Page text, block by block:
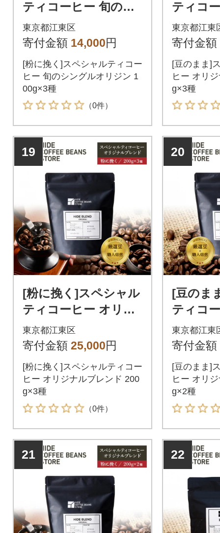
ティコーヒー 旬のシ
ングルオリジン 100g
×3種【kt054-006-2】
東京都江東区
寄付金額 14,000円
[粉に挽く]スペシャルティコー
ヒー 旬のシングルオリジン 1
00g×3種
（0件）
ティコ
ナルブ
種【
東京都江東
寄付金額
[豆のまま]
ヒー オリ
g×3種
19
[粉に挽く]スペシャル
ティコーヒー オリジ
ナルブレンド 200g×3
種【kt054-001-2】
東京都江東区
寄付金額 25,000円
[粉に挽く]スペシャルティコー
ヒー オリジナルブレンド 200
g×3種
（0件）
20
[豆のま
ティコ
ナルブ
種【
東京都江東
寄付金額
[豆のまま]
ヒー オリ
g×2種
21 22